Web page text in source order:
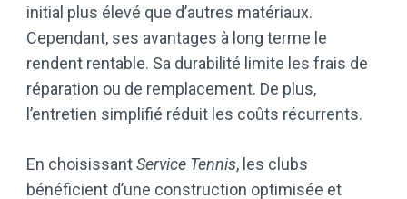
initial plus élevé que d’autres matériaux.
Cependant, ses avantages à long terme le
rendent rentable. Sa durabilité limite les frais de
réparation ou de remplacement. De plus,
l’entretien simplifié réduit les coûts récurrents.
En choisissantService Tennis, les clubs
bénéficient d’une construction optimisée et